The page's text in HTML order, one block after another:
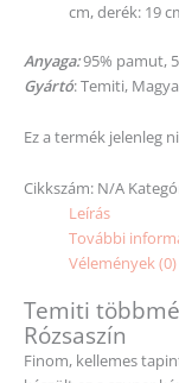
cm, derék: 19
Anyaga:95% pamut,
Gyártó: Temiti,
Ez a termék jelenleg
Cikkszám: N/A
Leírás
További
Vélemények (0)
Temiti
Rózsaszín
Finom, kellemes